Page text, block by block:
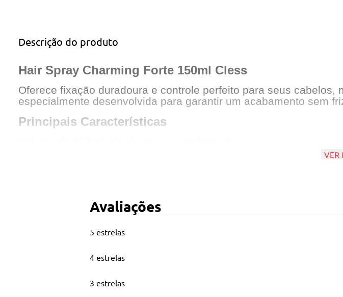
Descrição do produto
Hair Spray Charming Forte 150ml Cless
Oferece fixação duradoura e controle perfeito para seus
especialmente desenvolvida para garantir um acabamento sem
Principais Características
Acabamento com jato seco, evitando umidade excessiva.
Contém silicone e D’Pantenol, que auxiliam na saúde dos fios.
VER
Avaliações
5 estrelas
4 estrelas
3 estrelas